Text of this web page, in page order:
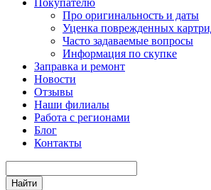
Покупателю
Про оригинальность и даты
Уценка поврежденных
Часто задаваемые вопросы
Информация по скупке
Заправка и ремонт
Новости
Отзывы
Наши филиалы
Работа с регионами
Блог
Контакты
Найти